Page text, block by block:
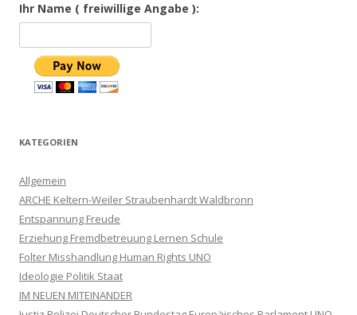
Ihr Name ( freiwillige Angabe ):
KATEGORIEN
Allgemein
ARCHE Keltern-Weiler Straubenhardt Waldbronn
Entspannung Freude
Erziehung Fremdbetreuung Lernen Schule
Folter Misshandlung Human Rights UNO
Ideologie Politik Staat
IM NEUEN MITEINANDER